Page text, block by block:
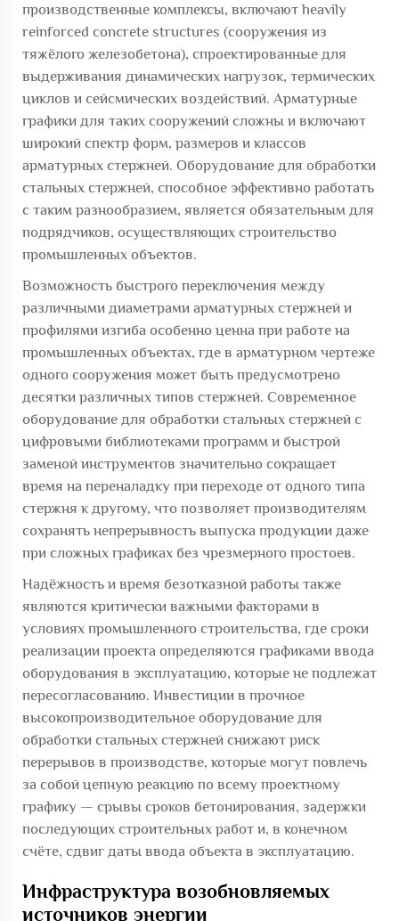
производственные комплексы, включают heavily
reinforced concrete structures (сооружения из
тяжёлого железобетона), спроектированные для
выдерживания динамических нагрузок, термических
циклов и сейсмических воздействий. Арматурные
графики для таких сооружений сложны и включают
широкий спектр форм, размеров и классов
арматурных стержней. Оборудование для обработки
стальных стержней, способное эффективно работать
с таким разнообразием, является обязательным для
подрядчиков, осуществляющих строительство
промышленных объектов.
Возможность быстрого переключения между
различными диаметрами арматурных стержней и
профилями изгиба особенно ценна при работе на
промышленных объектах, где в арматурном чертеже
одного сооружения может быть предусмотрено
десятки различных типов стержней. Современное
оборудование для обработки стальных стержней с
цифровыми библиотеками программ и быстрой
заменой инструментов значительно сокращает
время на переналадку при переходе от одного типа
стержня к другому, что позволяет производителям
сохранять непрерывность выпуска продукции даже
при сложных графиках без чрезмерного простоев.
Надёжность и время безотказной работы также
являются критически важными факторами в
условиях промышленного строительства, где сроки
реализации проекта определяются графиками ввода
оборудования в эксплуатацию, которые не подлежат
пересогласованию. Инвестиции в прочное
высокопроизводительное оборудование для
обработки стальных стержней снижают риск
перерывов в производстве, которые могут повлечь
за собой цепную реакцию по всему проектному
графику — срывы сроков бетонирования, задержки
последующих строительных работ и, в конечном
счёте, сдвиг даты ввода объекта в эксплуатацию.
Инфраструктура возобновляемых
источников энергии